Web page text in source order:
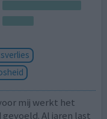
mij werkt het
Al jaren last